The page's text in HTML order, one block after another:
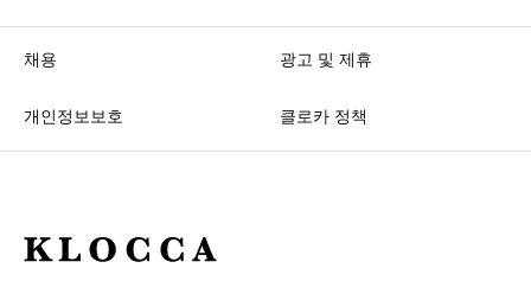
채용 광고 및 제휴
개인정보보호 클로카 정책
K